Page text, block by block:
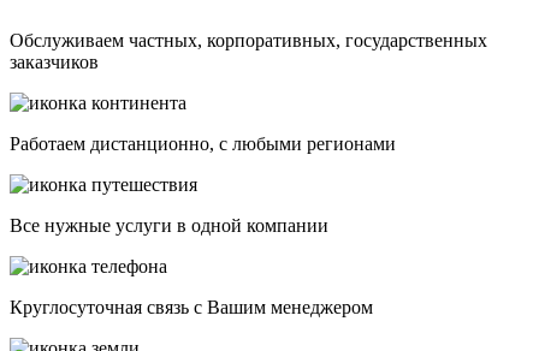
Обслуживаем частных, корпоративных, государственных
заказчиков
Работаем дистанционно, с любыми регионами
Все нужные услуги в одной компании
Круглосуточная связь с Вашим менеджером